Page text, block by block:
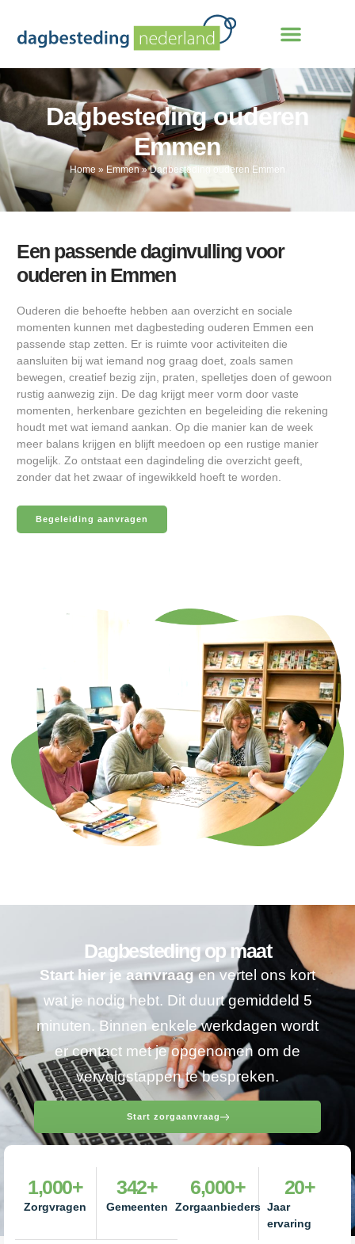
Dagbesteding ouderen
Emmen
Home » Emmen»Dagbesteding ouderen Emmen
Een passende daginvulling voor
ouderen in Emmen
Ouderen die behoefte hebben aan overzicht en sociale
momenten kunnen met dagbesteding ouderen Emmen een
passende stap zetten. Er is ruimte voor activiteiten die
aansluiten bij wat iemand nog graag doet, zoals samen
bewegen, creatief bezig zijn, praten, spelletjes doen of gewoon
rustig aanwezig zijn. De dag krijgt meer vorm door vaste
momenten, herkenbare gezichten en begeleiding die rekening
houdt met wat iemand aankan. Op die manier kan de week
meer balans krijgen en blijft meedoen op een rustige manier
mogelijk. Zo ontstaat een dagindeling die overzicht geeft,
zonder dat het zwaar of ingewikkeld hoeft te worden.
Begeleiding aanvragen
Dagbesteding op maat
Start hier je aanvraagen vertel ons kort
wat je nodig hebt. Dit duurt gemiddeld 5
minuten. Binnen enkele werkdagen wordt
er contact met je opgenomen om de
vervolgstappen te bespreken.
Start zorgaanvraag
Zorgvragen
1,000+
Gemeenten
342+
Zorgaanbieders
6,000+
Jaar
ervaring
20+